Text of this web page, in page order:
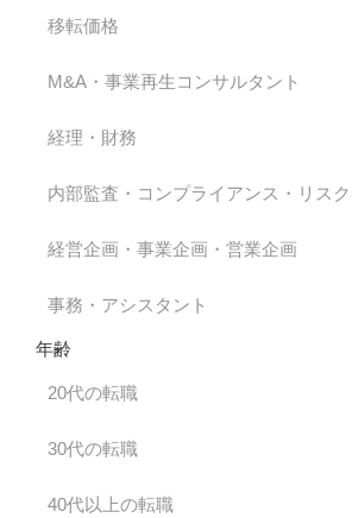
移転価格
M&A・事業再生コンサルタント
経理・財務
内部監査・コンプライアンス・リスク
経営企画・事業企画・営業企画
事務・アシスタント
年齢
20代の転職
30代の転職
40代以上の転職